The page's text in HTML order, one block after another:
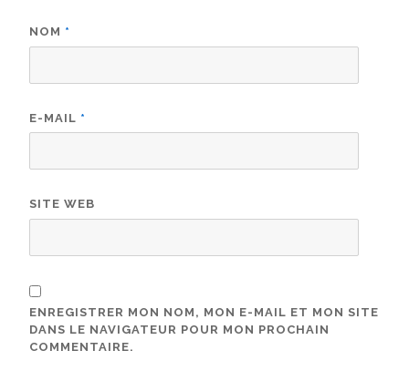
NOM *
E-MAIL *
SITE WEB
ENREGISTRER MON NOM, MON E-MAIL ET MON SITE
DANS LE NAVIGATEUR POUR MON PROCHAIN
COMMENTAIRE.